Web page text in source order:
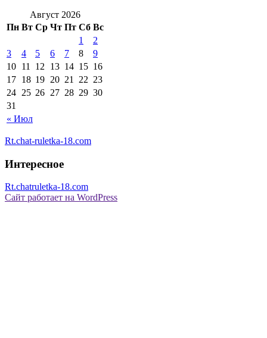
Август 2026
Пн Вт Ср Чт Пт Сб Вс
« Июл
1
2
3
4 5 6 7 8
9
10 11 12 13 14 15 16
17 18 19 20 21 22 23
24 25 26 27 28 29 30
31
Rt.chat-ruletka-18.com
Интересное
Rt.chatruletka-18.com
Сайт работает на WordPress